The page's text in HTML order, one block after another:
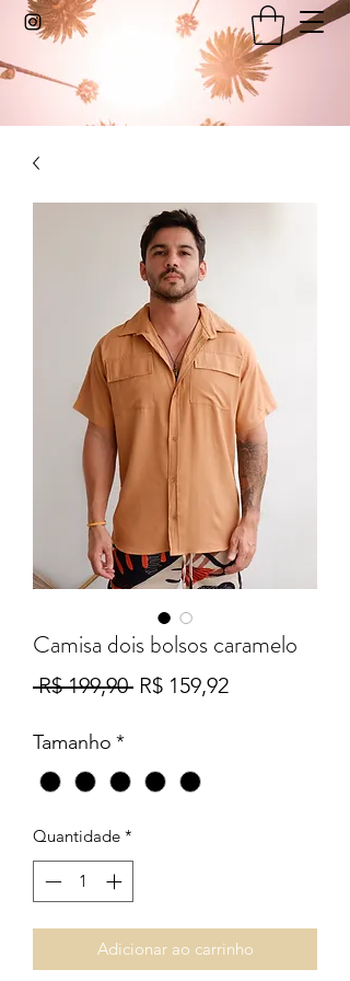
Camisa dois bolsos caramelo
R$ 199,90 Preço
R$ 159,92Preço
Tamanho *
Quantidade *
Adicionar ao carrinho